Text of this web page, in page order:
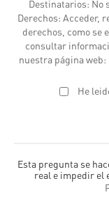
Destinatarios: No
Derechos: Acceder,
derechos, como se
consultar
nuestra página web:
He
Esta pregunta se
real e impedir el